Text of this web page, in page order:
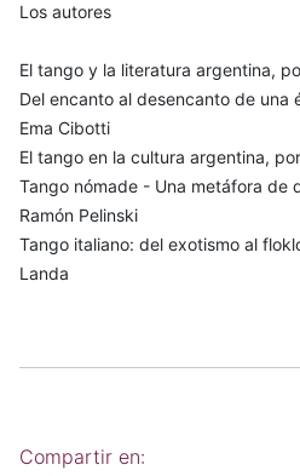
Los autores
El tango y la literatura argentina,
Del encanto al desencanto de una
Ema Cibotti
El tango en la cultura argentina,
Tango nómade - Una metáfora de
Ramón Pelinski
Tango italiano: del exotismo al
Landa
Compartir en: